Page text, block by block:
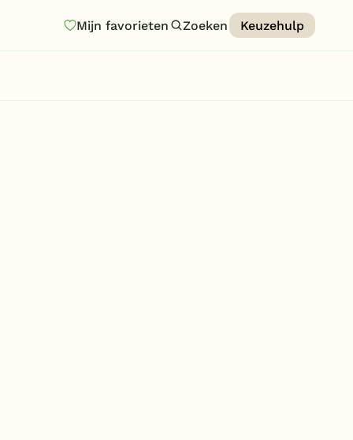
Mijn favorieten Zoeken Keuzehulp